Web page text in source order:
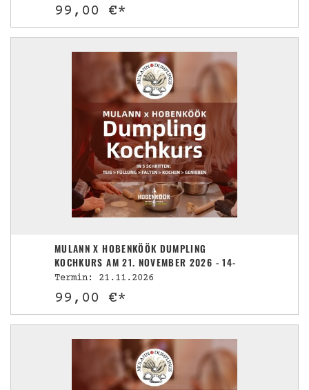
99,00 €*
MULANN X HOBENKÖÖK DUMPLING
KOCHKURS AM 21. NOVEMBER 2026 - 14-
17UHR
Termin: 21.11.2026
99,00 €*